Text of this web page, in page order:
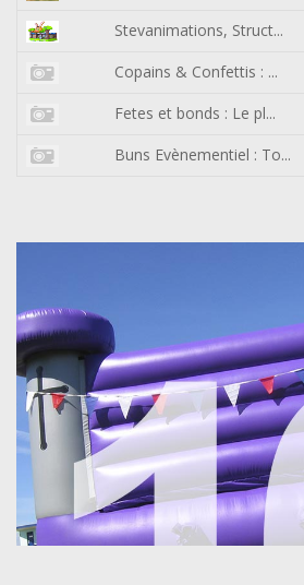
Stevanimations, Struct...
Copains & Confettis : ...
Fetes et bonds : Le pl...
Buns Evènementiel : To...